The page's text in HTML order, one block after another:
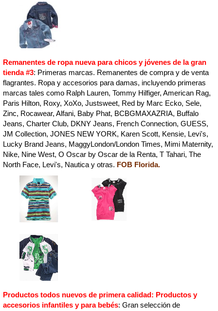
Remanentes de ropa nueva para chicos y jóvenes de la gran
tienda #3: Primeras marcas. Remanentes de compra y de venta
flagrantes. Ropa y accesorios para damas, incluyendo primeras
marcas tales como Ralph Lauren, Tommy Hilfiger, American Rag,
Paris Hilton, Roxy, XoXo, Justsweet, Red by Marc Ecko, Sele,
Zinc, Rocawear, Alfani, Baby Phat, BCBGMAXAZRIA, Buffalo
Jeans, Charter Club, DKNY Jeans, French Connection, GUESS,
JM Collection, JONES NEW YORK, Karen Scott, Kensie, Levi's,
Lucky Brand Jeans, MaggyLondon/London Times, Mimi Maternity,
Nike, Nine West, O Oscar by Oscar de la Renta, T Tahari, The
North Face, Levi's, Nautica y otras. FOB Florida.
Productos todos nuevos de primera calidad: Productos y
accesorios infantiles y para bebés: Gran selección de